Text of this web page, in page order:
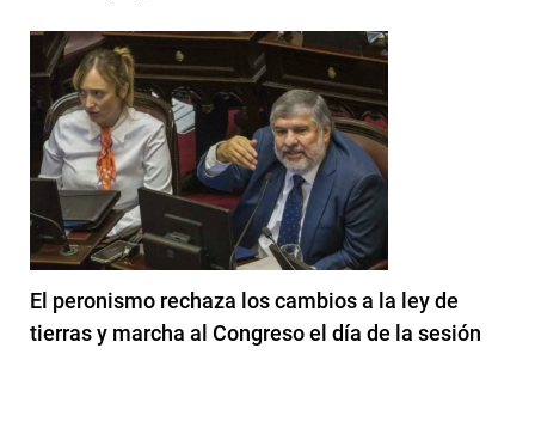
El peronismo rechaza los cambios a la ley de
tierras y marcha al Congreso el día de la sesión